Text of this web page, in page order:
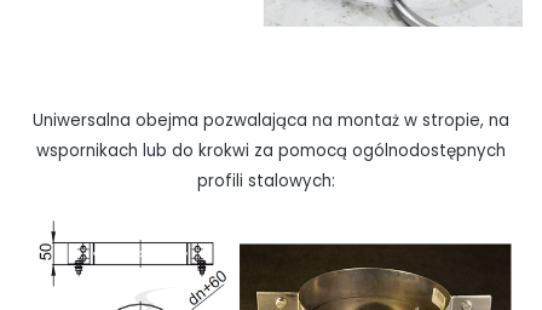
Uniwersalna obejma pozwalająca na montaż w stropie, na
wspornikach lub do krokwi za pomocą ogólnodostępnych
profili stalowych: